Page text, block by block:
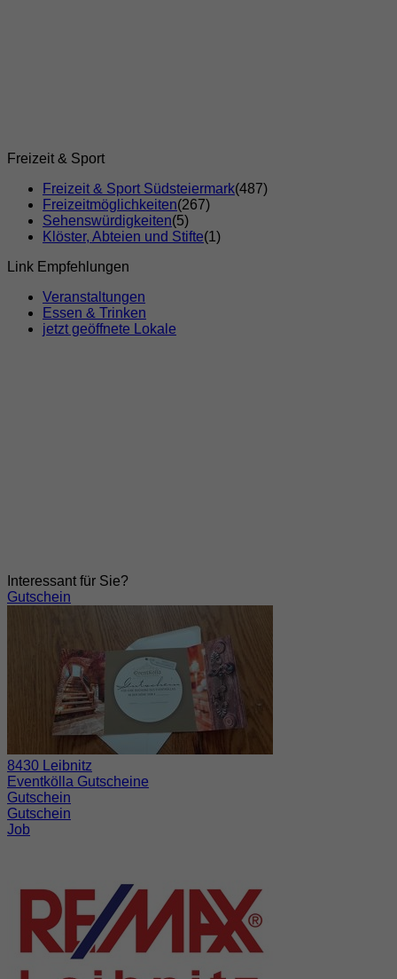
Freizeit & Sport
Freizeit & Sport Südsteiermark(487)
Freizeitmöglichkeiten(267)
Sehenswürdigkeiten(5)
Klöster, Abteien und Stifte(1)
Link Empfehlungen
Veranstaltungen
Essen & Trinken
jetzt geöffnete Lokale
Interessant für Sie?
Gutschein
8430 Leibnitz
Eventkölla Gutscheine
Gutschein
Gutschein
Job